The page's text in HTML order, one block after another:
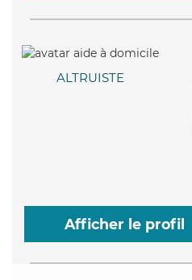
ALTRUISTE
Afficher le profil